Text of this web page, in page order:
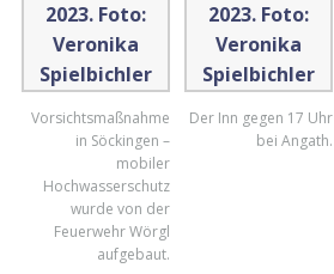
Vorsichtsmaßnahme
in Söckingen –
mobiler
Hochwasserschutz
wurde von der
Feuerwehr Wörgl
aufgebaut.
Der Inn gegen 17 Uhr
bei Angath.